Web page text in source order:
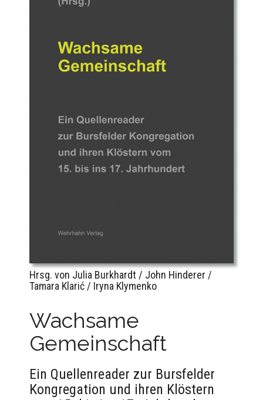
Hrsg. von Julia Burkhardt / John Hinderer /
Tamara Klarić / Iryna Klymenko
Wachsame
Gemeinschaft
Ein Quellenreader zur Bursfelder
Kongregation und ihren Klöstern